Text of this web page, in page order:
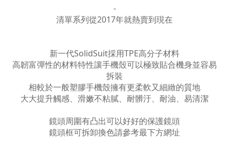
-
清單系列從2017年就熱賣到現在
新一代SolidSuit採用TPE高分子材料
高韌富彈性的材料特性讓手機殼可以極致貼合機身並容易
拆裝
相較於一般塑膠手機殼擁有更柔軟又細緻的質地
大大提升觸感、滑嫩不粘膩、耐髒汙、耐油、易清潔
鏡頭周圍有凸出可以好好的保護鏡頭
鏡頭框可拆卸換色請參考最下方網址